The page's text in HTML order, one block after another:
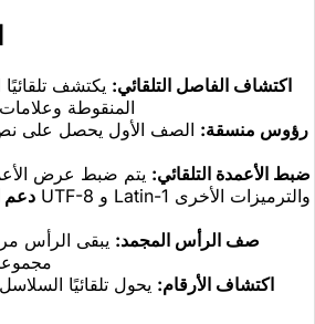
اكتشاف الفاصل التلقائي: يكتشف
المنقوطة وعلامات
رؤوس منسقة: الصف الأول يحصل على
ضبط الأعمدة التلقائي: يتم ضبط عرض
دعم
صف الرأس المجمد: يبقى الرأس
اكتشاف الأرقام: يحول تلقائيًا